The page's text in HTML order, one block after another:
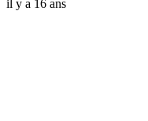
il y a 16 ans